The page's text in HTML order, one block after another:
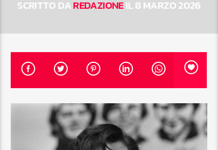
SCRITTO DAREDAZIONEIL 8 MARZO 2026